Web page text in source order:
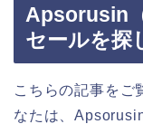
Apsorusin
セールを探
こちらの記事をご
なたは、